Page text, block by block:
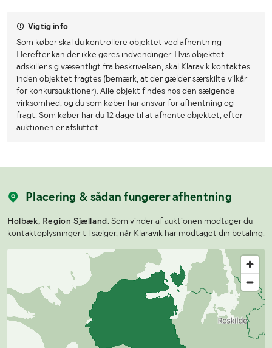
Vigtig info
Som køber skal du kontrollere objektet ved afhentning
Herefter kan der ikke gøres indvendinger. Hvis objektet
adskiller sig væsentligt fra beskrivelsen, skal Klaravik kontaktes
inden objektet fragtes (bemærk, at der gælder særskilte vilkår
for konkursauktioner). Alle objekt findes hos den sælgende
virksomhed, og du som køber har ansvar for afhentning og
fragt. Som køber har du 12 dage til at afhente objektet, efter
auktionen er afsluttet.
Placering & sådan fungerer afhentning
Holbæk, Region Sjælland. Som vinder af auktionen modtager du
kontaktoplysninger til sælger, når Klaravik har modtaget din betaling.